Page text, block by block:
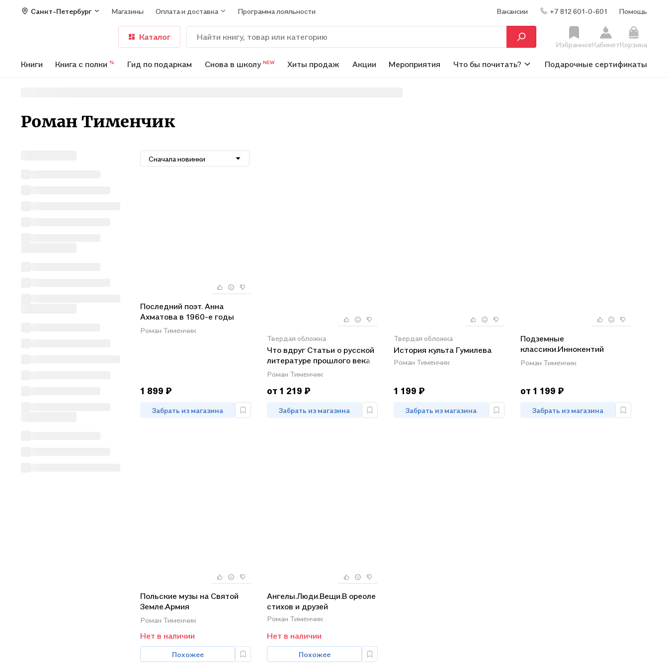
Санкт-Петербург Магазины Оплата и доставка Программа лояльности Вакансии +7 812 601-0-601 Помощь
Каталог
ИзбранноеКабинетКорзина
Книги Книга с полки % Гид по подаркам Снова в школу NEW Хиты продаж Акции Мероприятия Что бы почитать? Подарочные сертификаты
Роман Тименчик
Сначала новинки
Последний поэт. Анна
Ахматова в 1960-е годы
(комплект из 2 книг)
Роман Тименчик
1 899 ₽
Забрать из магазина
Твердая обложка
Что вдруг Статьи о русской
литературе прошлого века
(ВидСГорыСкоп) Тименчик
Роман Тименчик
от 1 219 ₽
Забрать из магазина
Твердая обложка
История культа Гумилева
Роман Тименчик
1 199 ₽
Забрать из магазина
Подземные
классики.Иннокентий
Анненский.Николай Гумилев
Роман Тименчик
от 1 199 ₽
Забрать из магазина
Польские музы на Святой
Земле.Армия
Андерса:место,время,культура
Роман Тименчик
Нет в наличии
Похожее
Ангелы.Люди.Вещи.В ореоле
стихов и друзей
Роман Тименчик
Нет в наличии
Похожее